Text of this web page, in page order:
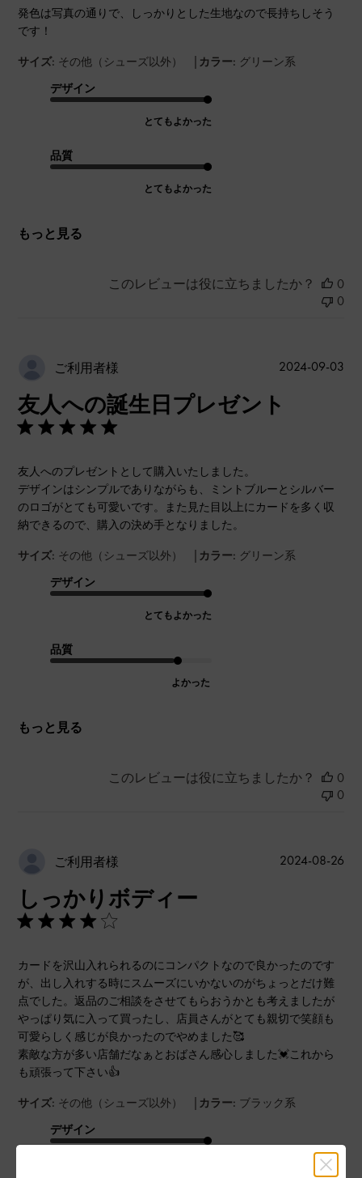
発色は写真の通りで、しっかりとした生地なので長持ちしそう
です！
サイズ: その他（シューズ以外） | カラー: グリーン系
デザイン
とてもよかった
品質
とてもよかった
もっと見る
このレビューは役に立ちましたか？
0
0
ご利用者様
友人への誕生日プレゼント
友人へのプレゼントとして購入いたしました。
デザインはシンプルでありながらも、ミントブルーとシルバー
のロゴがとても可愛いです。また見た目以上にカードを多く収
納できるので、購入の決め手となりました。
サイズ: その他（シューズ以外） | カラー: グリーン系
デザイン
とてもよかった
品質
よかった
もっと見る
公
2024-09-03
このレビューは役に立ちましたか？
0
0
ご利用者様
しっかりボディー
カードを沢山入れられるのにコンパクトなので良かったのです
が、出し入れする時にスムーズにいかないのがちょっとだけ難
点でした。返品のご相談をさせてもらおうかとも考えましたが
やっぱり気に入って買ったし、店員さんがとても親切で笑顔も
可愛らしく感じが良かったのでやめました🥰
素敵な方が多い店舗だなぁとおばさん感心しました💓これから
も頑張って下さい👍
サイズ: その他（シューズ以外） | カラー: ブラック系
デザイン
公
2024-08-26